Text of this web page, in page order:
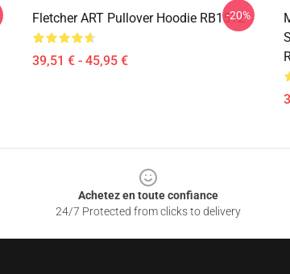
Fletcher ART Pullover Hoodie RB1512
39,51 € - 45,95 €
-20%
Achetez en toute confiance
24/7 Protected from clicks to delivery